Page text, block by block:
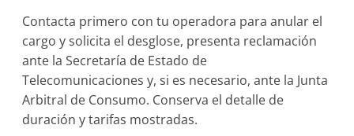
Contacta primero con tu operadora para anular el
cargo y solicita el desglose, presenta reclamación
ante la Secretaría de Estado de
Telecomunicaciones y, si es necesario, ante la Junta
Arbitral de Consumo. Conserva el detalle de
duración y tarifas mostradas.